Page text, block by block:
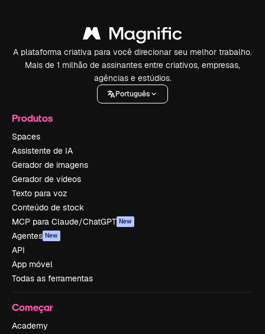
A plataforma criativa para você direcionar seu melhor trabalho.
Mais de 1 milhão de assinantes entre criativos, empresas,
agências e estúdios.
Português
Produtos
Spaces
Assistente de IA
Gerador de imagens
Gerador de vídeos
Texto para voz
Conteúdo de stock
MCP para Claude/ChatGPT New
Agentes New
API
App móvel
Todas as ferramentas
Começar
Academy